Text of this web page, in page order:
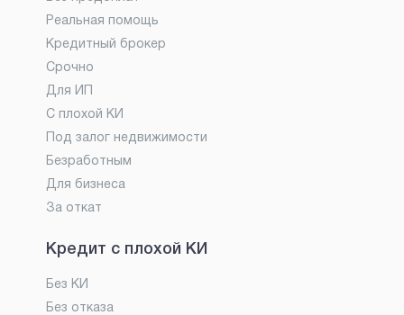
Реальная помощь
Кредитный брокер
Срочно
Для ИП
С плохой КИ
Под залог недвижимости
Безработным
Для бизнеса
За откат
Кредит с плохой КИ
Без КИ
Без отказа